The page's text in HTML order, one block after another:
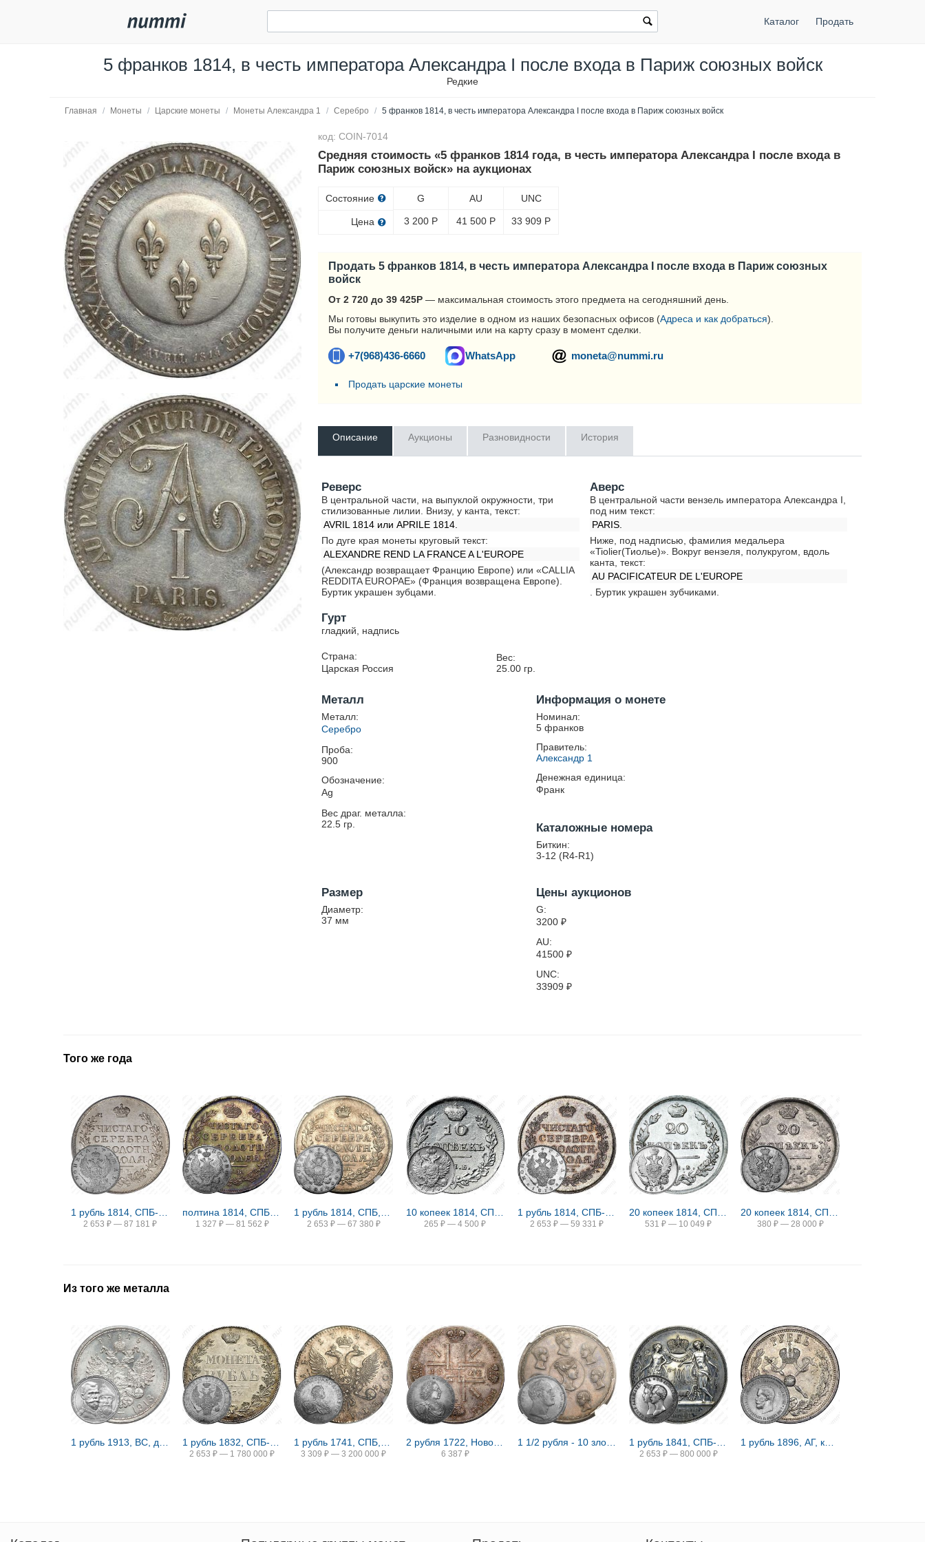
Каталог Продать
5 франков 1814, в честь императора Александра I после входа в Париж союзных войск
Редкие
Главная / Монеты / Царские монеты / Монеты Александра 1 / Серебро / 5 франков 1814, в честь императора Александра I после входа в Париж союзных войск
код: COIN-7014
Средняя стоимость «5 франков 1814 года, в честь императора Александра I после входа в
Париж союзных войск» на аукционах
Состояние
Цена
G
3 200 Р
AU
41 500 Р
UNC
33 909 Р
Продать 5 франков 1814, в честь императора Александра I после входа в Париж союзных
войск
От 2 720 до 39 425Р — максимальная стоимость этого предмета на сегодняшний день.
Мы готовы выкупить это изделие в одном из наших безопасных офисов (Адреса и как добраться).
Вы получите деньги наличными или на карту сразу в момент сделки.
+7(968)436-6660 WhatsApp moneta@nummi.ru
Продать царские монеты
Описание Аукционы Разновидности История
Реверс
В центральной части, на выпуклой окружности, три
стилизованные лилии. Внизу, у канта, текст:
AVRIL 1814 или APRILE 1814.
По дуге края монеты круговый текст:
ALEXANDRE REND LA FRANCE A L'EUROPE
(Александр возвращает Францию Европе) или «CALLIA
REDDITA EUROPAE» (Франция возвращена Европе).
Буртик украшен зубцами.
Аверс
В центральной части вензель императора Александра I,
под ним текст:
PARIS.
Ниже, под надписью, фамилия медальера
«Tiolier(Тиолье)». Вокруг вензеля, полукругом, вдоль
канта, текст:
AU PACIFICATEUR DE L'EUROPE
. Буртик украшен зубчиками.
Гурт
гладкий, надпись
Страна:
Царская Россия
Вес:
25.00гр.
Металл
Металл:
Серебро
Проба:
900
Обозначение:
Ag
Вес драг. металла:
22.5 гр.
Информация о монете
Номинал:
5 франков
Правитель:
Александр 1
Денежная единица:
Франк
Каталожные номера
Биткин:
3-12 (R4-R1)
Размер
Диаметр:
37 мм
Цены аукционов
G:
3200 ₽
AU:
41500 ₽
UNC:
33909 ₽
Того же года
2 653 ₽ — 87 181 ₽ 1 327 ₽ — 81 562 ₽ 2 653 ₽ — 67 380 ₽ 265 ₽ — 4 500 ₽ 2 653 ₽ — 59 331 ₽ 531 ₽ — 10 049 ₽ 380 ₽ — 28 000 ₽
Из того же металла
2 653 ₽ — 1 780 000 ₽ 3 309 ₽ — 3 200 000 ₽
2 рубля 1722, Новодел
6 387 ₽
1 1/2 рубля - 10 злотых 1836, семейный, П. У., Новодел
2 653 ₽ — 800 000 ₽